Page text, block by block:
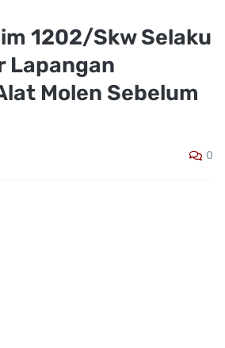
1202/Skw Selaku
Lapangan
Molen Sebelum
0